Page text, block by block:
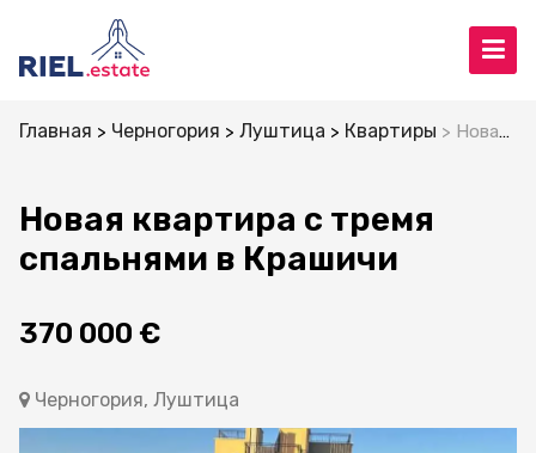
Главная Черногория Луштица Квартиры Новая квартира с тремя спальнями в Крашичи
Новая квартира с тремя
спальнями в Крашичи
370 000 €
Черногория, Луштица